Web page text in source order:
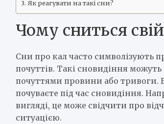
Як реагувати на такі сни?
Чому сниться
Сни про кал часто символізують
почуттів. Такі сновидіння
почуттями провини або тривоги.
почуваєте під час сновидіння.
вигляді, це може свідчити про
ситуацією.